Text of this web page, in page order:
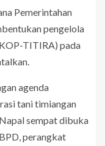
Pemerintahan
pengelola
TITIRA) pada
agenda
tani timiangan
sempat dibuka
perangkat